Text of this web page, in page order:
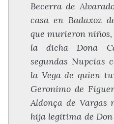
Becerra de
casa en Badaxoz
que murieron
la dicha Doña
segundas Nupcias
la Vega de quien
Geronimo de
Aldonça de
hija legitima de Don